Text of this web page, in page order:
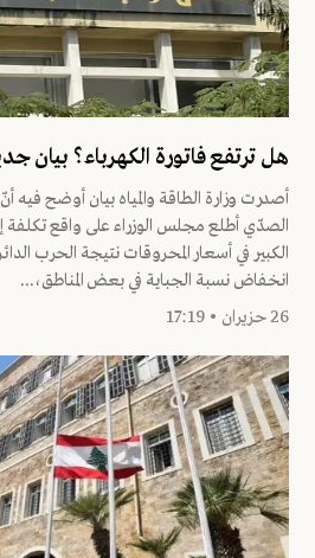
هل ترتفع فاتورة الكهرباء؟ بيان
أصدرت وزارة الطاقة والمياه بيان أوضح فيه
الصدّي أطلع مجلس الوزراء على واقع تكلفة
الكبير في أسعار المحروقات نتيجة الحرب
انخفاض نسبة الجباية في بعض المناطق،...
26 حزيران • 17:19